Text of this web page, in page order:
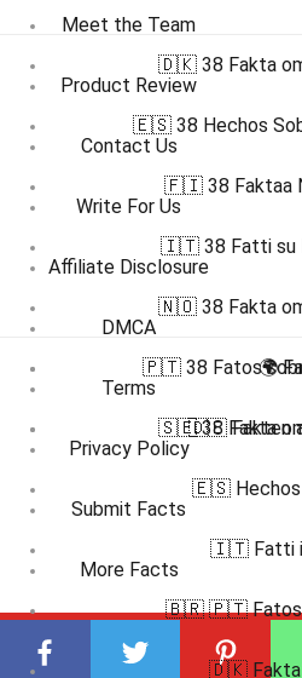
Meet the Team
Product Review
Contact Us
Write For Us
Affiliate Disclosure
DMCA
Terms
Privacy Policy
Submit Facts
More Facts
Subscribe to
🇩🇰 38 Fakta
🇪🇸 38 Hechos
🇫🇮 38 Faktaa
🇮🇹 38 Fatti su
🇳🇴 38 Fakta
🇵🇹 38 Fatos
🇸🇪 38 Fakta
🌍
🇩🇪 Fakten
🇪🇸 Hechos
🇮🇹 Fatti
🇧🇷 🇵🇹 Fatos
🇩🇰 Fakta